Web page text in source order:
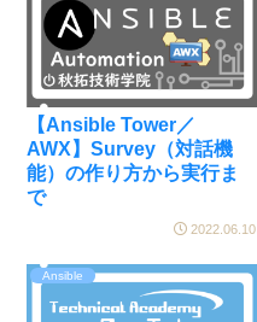
【Ansible Tower／
AWX】Survey（対話機
能）の作り方から実行ま
で
2022.06.10
Ansible